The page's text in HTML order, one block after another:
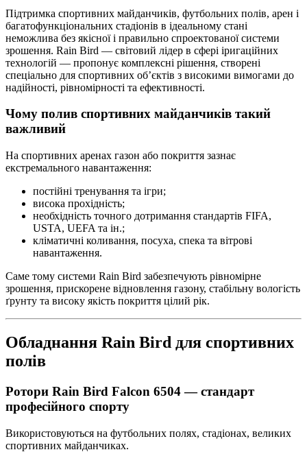
Підтримка спортивних майданчиків, футбольних полів, арен і
багатофункціональних стадіонів в ідеальному стані
неможлива без якісної і правильно спроектованої системи
зрошення. Rain Bird — світовий лідер в сфері іригаційних
технологій — пропонує комплексні рішення, створені
спеціально для спортивних об’єктів з високими вимогами до
надійності, рівномірності та ефективності.
Чому полив спортивних майданчиків такий
важливий
На спортивних аренах газон або покриття зазнає
екстремального навантаження:
постійні тренування та ігри;
висока прохідність;
необхідність точного дотримання стандартів FIFA,
USTA, UEFA та ін.;
кліматичні коливання, посуха, спека та вітрові
навантаження.
Саме тому системи Rain Bird забезпечують рівномірне
зрошення, прискорене відновлення газону, стабільну вологість
ґрунту та високу якість покриття цілий рік.
Обладнання Rain Bird для спортивних
полів
Ротори Rain Bird Falcon 6504— стандарт
професійного спорту
Використовуються на футбольних полях, стадіонах, великих
спортивних майданчиках.